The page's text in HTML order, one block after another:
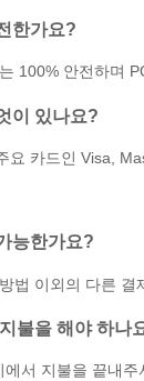
한가요?
100% 안전하며
이 있나요?‌
요 카드인 Visa,
능한가요?
법 이외의 다른
불을 해야 하나
에서 지불을 끝내